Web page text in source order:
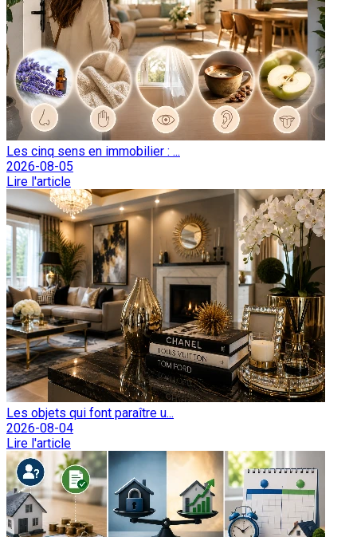
Les cinq sens en immobilier : ...
2026-08-05
Lire l'article
Les objets qui font paraître u...
2026-08-04
Lire l'article